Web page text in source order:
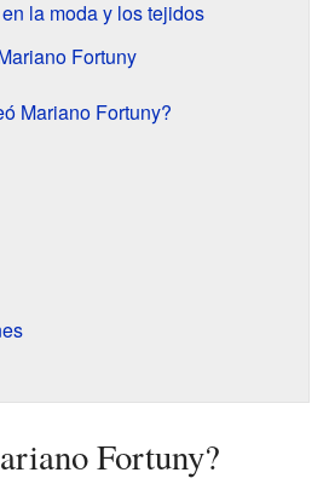
la moda y los tejidos
Fortuny
Mariano Fortuny?
Fortuny?